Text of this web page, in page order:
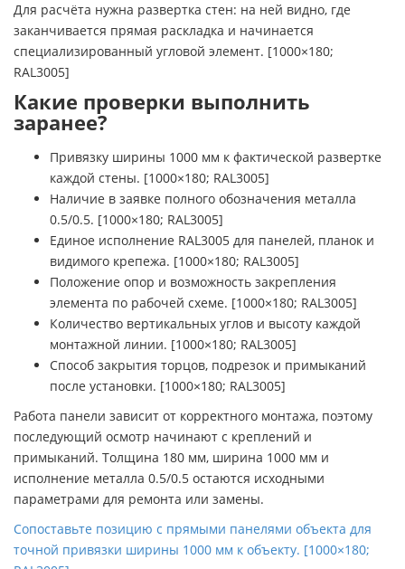
Для расчёта нужна развертка стен: на ней видно, где
заканчивается прямая раскладка и начинается
специализированный угловой элемент. [1000×180;
RAL3005]
Какие проверки выполнить
заранее?
Привязку ширины 1000 мм к фактической развертке
каждой стены. [1000×180; RAL3005]
Наличие в заявке полного обозначения металла
0.5/0.5. [1000×180; RAL3005]
Единое исполнение RAL3005 для панелей, планок и
видимого крепежа. [1000×180; RAL3005]
Положение опор и возможность закрепления
элемента по рабочей схеме. [1000×180; RAL3005]
Количество вертикальных углов и высоту каждой
монтажной линии. [1000×180; RAL3005]
Способ закрытия торцов, подрезок и примыканий
после установки. [1000×180; RAL3005]
Работа панели зависит от корректного монтажа, поэтому
последующий осмотр начинают с креплений и
примыканий. Толщина 180 мм, ширина 1000 мм и
исполнение металла 0.5/0.5 остаются исходными
параметрами для ремонта или замены.
Сопоставьте позицию с прямыми панелями объекта для
точной привязки ширины 1000 мм к объекту. [1000×180;